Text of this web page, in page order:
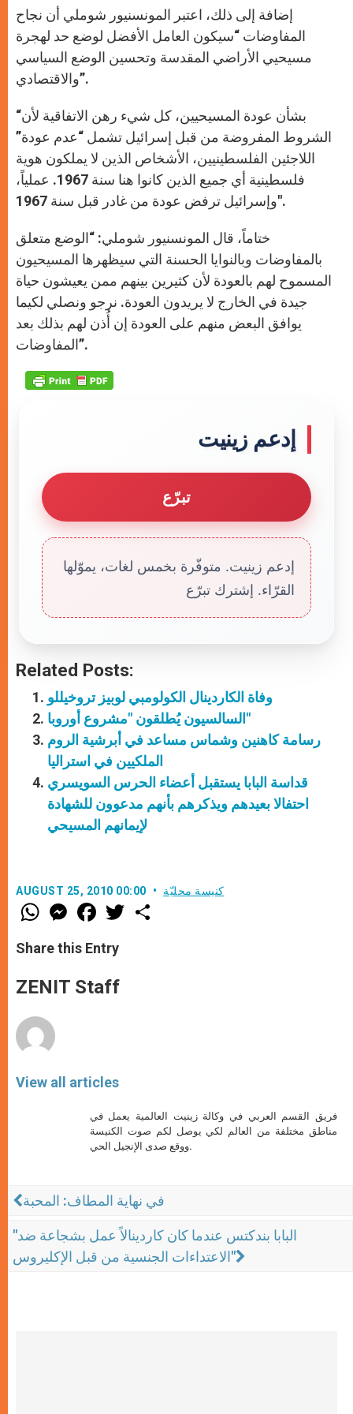
إضافة إلى ذلك، اعتبر المونسنيور شوملي أن نجاح
المفاوضات “سيكون العامل الأفضل لوضع حد لهجرة
مسيحيي الأراضي المقدسة وتحسين الوضع السياسي
والاقتصادي”.
“بشأن عودة المسيحيين، كل شيء رهن الاتفاقية لأن
الشروط المفروضة من قبل إسرائيل تشمل “عدم عودة”
اللاجئين الفلسطينيين، الأشخاص الذين لا يملكون هوية
فلسطينية أي جميع الذين كانوا هنا سنة 1967. عملياً،
وإسرائيل ترفض عودة من غادر قبل سنة 1967″.
ختاماً، قال المونسنيور شوملي: “الوضع متعلق
بالمفاوضات وبالنوايا الحسنة التي سيظهرها المسيحيون
المسموح لهم بالعودة لأن كثيرين بينهم ممن يعيشون حياة
جيدة في الخارج لا يريدون العودة. نرجو ونصلي لكيما
يوافق البعض منهم على العودة إن أُذن لهم بذلك بعد
المفاوضات”.
إدعم زينيت
تبرّع
إدعم زينيت. متوفّرة بخمس لغات، يموّلها
القرّاء. إشترك تبرّع
Related Posts:
وفاة الكاردينال الكولومبي لوبيز تروخيللو
السالسيون يُطلقون "مشروع أوروبا"
رسامة كاهنين وشماس مساعد في أبرشية الروم
الملكيين في استراليا
قداسة البابا يستقبل أعضاء الحرس السويسري
احتفالا بعيدهم ويذكرهم بأنهم مدعوون للشهادة
لإيمانهم المسيحي
AUGUST 25, 2010 00:00 كنيسة محليّة
W
h
t
s
p
p
M
e
s
e
g
e
F
a
e
b
o
k
w
Share this Entry
ZENIT Staff
View all articles
فريق القسم العربي في وكالة زينيت العالمية يعمل في
مناطق مختلفة من العالم لكي يوصل لكم صوت الكنيسة
ووقع صدى الإنجيل الحي.
في نهاية المطاف: المحبة
"البابا بندكتس عندما كان كاردينالاً عمل بشجاعة ضد
الاعتداءات الجنسية من قبل الإكليروس"